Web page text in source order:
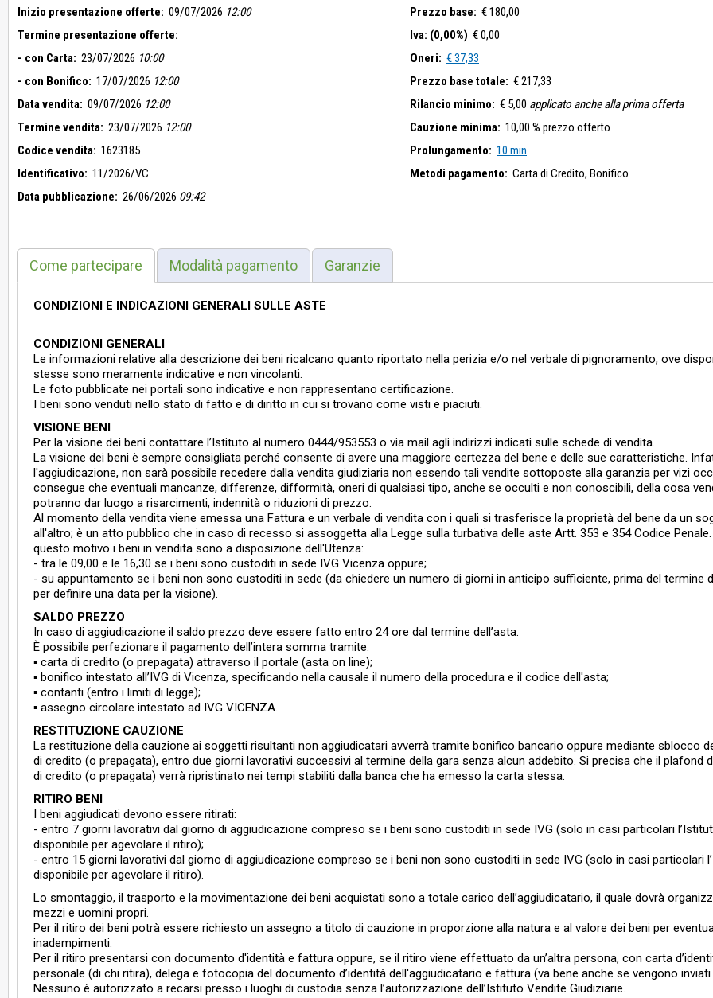
Inizio presentazione offerte: 09/07/2026 12:00
Termine presentazione offerte:
- con Carta: 23/07/2026 10:00
- con Bonifico: 17/07/2026 12:00
Data vendita: 09/07/2026 12:00
Termine vendita: 23/07/2026 12:00
Codice vendita: 1623185
Identificativo: 11/2026/VC
Data pubblicazione: 26/06/2026 09:42
Prezzo base: € 180,00
Iva: (0,00%) € 0,00
Oneri: € 37,33
Prezzo base totale: € 217,33
Rilancio minimo: € 5,00 applicato anche alla prima offerta
Cauzione minima: 10,00 % prezzo offerto
Prolungamento: 10 min
Metodi pagamento: Carta di Credito, Bonifico
Come partecipare Modalità pagamento Garanzie
CONDIZIONI E INDICAZIONI GENERALI SULLE ASTE
CONDIZIONI GENERALI
Le informazioni relative alla descrizione dei beni ricalcano quanto riportato nella perizia e/o nel verbale di pignoramento, ove
stesse sono meramente indicative e non vincolanti.
Le foto pubblicate nei portali sono indicative e non rappresentano certificazione.
I beni sono venduti nello stato di fatto e di diritto in cui si trovano come visti e piaciuti.
VISIONE BENI
Per la visione dei beni contattare l’Istituto al numero 0444/953553 o via mail agli indirizzi indicati sulle schede di vendita.
La visione dei beni è sempre consigliata perché consente di avere una maggiore certezza del bene e delle sue caratteristiche.
l'aggiudicazione, non sarà possibile recedere dalla vendita giudiziaria non essendo tali vendite sottoposte alla garanzia per vizi
consegue che eventuali mancanze, differenze, difformità, oneri di qualsiasi tipo, anche se occulti e non conoscibili, della cosa
potranno dar luogo a risarcimenti, indennità o riduzioni di prezzo.
Al momento della vendita viene emessa una Fattura e un verbale di vendita con i quali si trasferisce la proprietà del bene da un
all'altro; è un atto pubblico che in caso di recesso si assoggetta alla Legge sulla turbativa delle aste Artt. 353 e 354 Codice
questo motivo i beni in vendita sono a disposizione dell'Utenza:
- tra le 09,00 e le 16,30 se i beni sono custoditi in sede IVG Vicenza oppure;
- su appuntamento se i beni non sono custoditi in sede (da chiedere un numero di giorni in anticipo sufficiente, prima del termine
per definire una data per la visione).
SALDO PREZZO
In caso di aggiudicazione il saldo prezzo deve essere fatto entro 24 ore dal termine dell’asta.
È possibile perfezionare il pagamento dell’intera somma tramite:
▪ carta di credito (o prepagata) attraverso il portale (asta on line);
▪ bonifico intestato all’IVG di Vicenza, specificando nella causale il numero della procedura e il codice dell'asta;
▪ contanti (entro i limiti di legge);
▪ assegno circolare intestato ad IVG VICENZA.
RESTITUZIONE CAUZIONE
La restituzione della cauzione ai soggetti risultanti non aggiudicatari avverrà tramite bonifico bancario oppure mediante sblocco
di credito (o prepagata), entro due giorni lavorativi successivi al termine della gara senza alcun addebito. Si precisa che il plafond
di credito (o prepagata) verrà ripristinato nei tempi stabiliti dalla banca che ha emesso la carta stessa.
RITIRO BENI
I beni aggiudicati devono essere ritirati:
- entro 7 giorni lavorativi dal giorno di aggiudicazione compreso se i beni sono custoditi in sede IVG (solo in casi particolari
disponibile per agevolare il ritiro);
- entro 15 giorni lavorativi dal giorno di aggiudicazione compreso se i beni non sono custoditi in sede IVG (solo in casi particolari
disponibile per agevolare il ritiro).
Lo smontaggio, il trasporto e la movimentazione dei beni acquistati sono a totale carico dell’aggiudicatario, il quale dovrà
mezzi e uomini propri.
Per il ritiro dei beni potrà essere richiesto un assegno a titolo di cauzione in proporzione alla natura e al valore dei beni per
inadempimenti.
Per il ritiro presentarsi con documento d'identità e fattura oppure, se il ritiro viene effettuato da un’altra persona, con carta
personale (di chi ritira), delega e fotocopia del documento d’identità dell'aggiudicatario e fattura (va bene anche se vengono inviati
Nessuno è autorizzato a recarsi presso i luoghi di custodia senza l’autorizzazione dell’Istituto Vendite Giudiziarie.